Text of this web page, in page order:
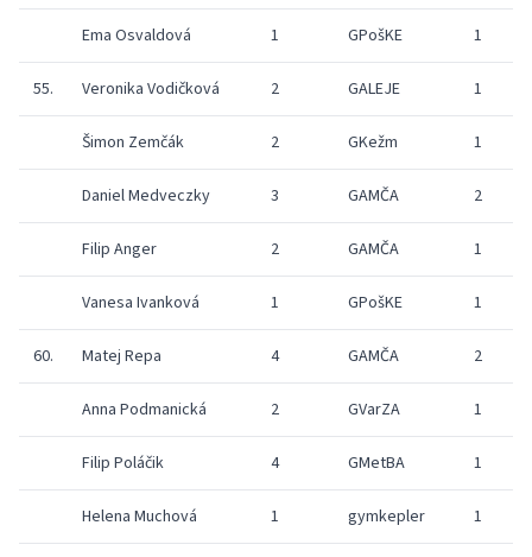
Ema Osvaldová 1 GPošKE 1
55. Veronika Vodičková 2 GALEJE 1
Šimon Zemčák 2 GKežm 1
Daniel Medveczky 3 GAMČA 2
Filip Anger 2 GAMČA 1
Vanesa Ivanková 1 GPošKE 1
60. Matej Repa 4 GAMČA 2
Anna Podmanická 2 GVarZA 1
Filip Poláčik 4 GMetBA 1
Helena Muchová 1 gymkepler 1